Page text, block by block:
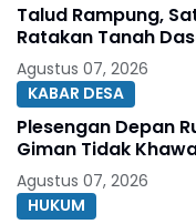
Talud Rampung,
Ratakan Tanah
Agustus 07, 2026
KABAR DESA
Plesengan Depan
Giman Tidak
Agustus 07, 2026
HUKUM